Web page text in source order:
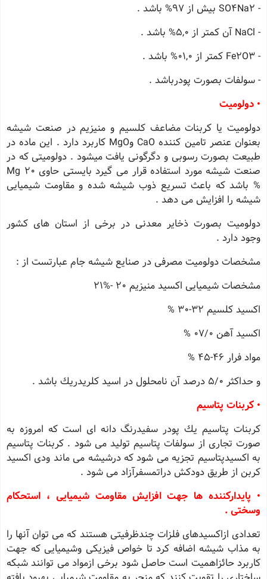
- SO4Na2 بیش از 97% باشد .
- NaCl آن كمتر از 5,0% باشد .
- Fe2O3 كمتر از 01,0% باشد .
- سولفات بصورت پودرباشد .
• دولومیت
دولومیت یا كربنات مضاعف كلسیم و منیزیم در صنعت شیشه
بعنوان عنصر تامین كننده CaO وMgO كاربرد دارد . این ماده در
طبیعت بصورت رسوبی و دگرگونی یافت میشود . دولومیتی كه در
صنعت شیشه مورد استفاده قرار می گیرد بایستی حاوی Mg 20
% باشد كه باعث تسریع ذوب شیشه شده و مقاومت شیمیایی
شیشه را افزایش می دهد .
دولومیت بصورت ذخایر معدنی در برخی از استان های كشور
وجود دارد .
مشخصات دولومیت مصرفی در صنایع شیشه جام عبارتست از :
مشخصات شیمیایی اكسید منیزیم 20 -%21
اكسید كلسیم 32-30 %
اكسید آهن 07/0 %
مواد فرار 46-45 %
و حداكثر 5/0 درصد آن نامحلول در اسید كلریدریك باشد .
• كربنات پتاسیم
كربنات پتاسیم یك پودر سفیدرنگ دانه ای است كه امروزه به
صورت تجاری از سولفات پتاسیم تولید می شود . كربنات پتاسیم
به اكسیدپتاسیم تجزیه می شود كه درشیشه می ماند ودی اكسید
كربن از طریق دودكش دراتمسفرآزاد می شود .
• پایداركننده ها جهت افزایش مقاومت شیمیایی ، استحكام
وسختی .
تعدادی ازاكسیدهای فلزات چندظرفیتی هستند كه می توان آنها را
به مذاب شیشه اضافه كرد تا خواص فیزیكی وشیمیایی كه جهت
كاربرد حائزاهمیت است حاصل شود برخی ازمواد می توانند شبكه